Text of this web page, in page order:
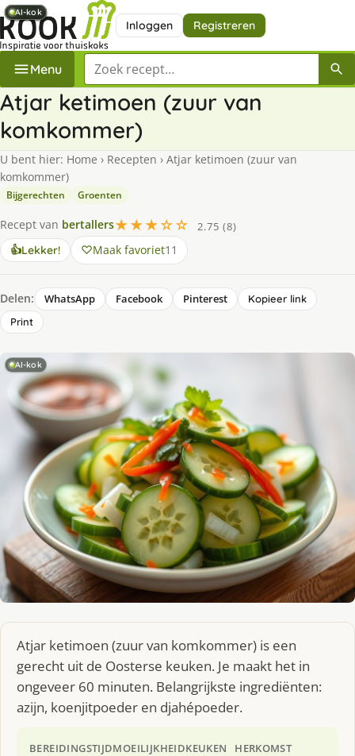
Inloggen Registreren
Menu Zoek een recept
Atjar ketimoen (zuur van
komkommer)
U bent hier: Home › Recepten › Atjar ketimoen (zuur van
komkommer)
Bijgerechten Groenten
Recept van bertallers★★★☆☆
2.75 (8)
👍Lekker! Maak favoriet11
Delen: WhatsApp Facebook Pinterest
Kopieer link
Print
AI-kok
Atjar ketimoen (zuur van komkommer) is een
gerecht uit de Oosterse keuken. Je maakt het in
ongeveer 60 minuten. Belangrijkste ingrediënten:
azijn, koenjitpoeder en djahépoeder.
BEREIDINGSTIJDMOEILIJKHEIDKEUKEN HERKOMST
AI-kok
AI-kok
AI-kok
AI-kok
AI-kok
AI-kok
AI-kok
AI-kok